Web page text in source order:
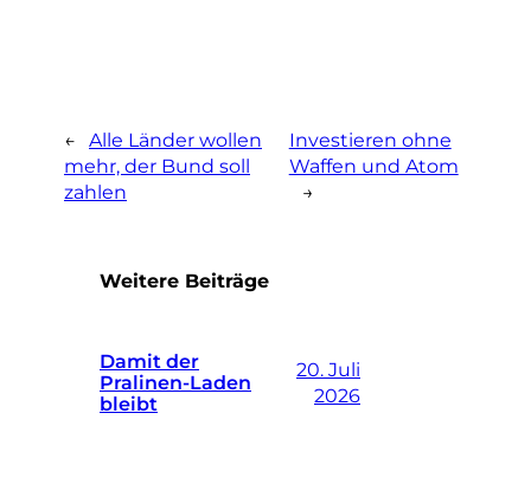
← Alle Länder wollen
mehr, der Bund soll
zahlen
Investieren ohne
Waffen und Atom
→
Weitere Beiträge
Damit der
Pralinen-Laden
bleibt
20. Juli
2026